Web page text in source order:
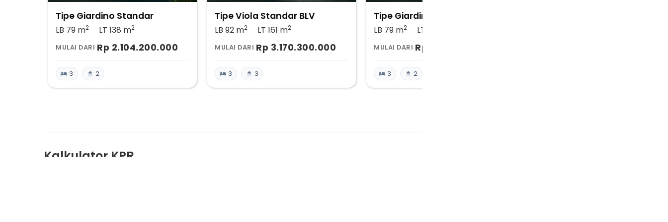
Tipe Giardino Standar
LB 79 m2 LT 138 m2
MULAI DARI Rp 2.104.200.000
3 2
Tipe Viola Standar BLV
LB 92 m2 LT 161 m2
MULAI DARI Rp 3.170.300.000
3 3
Tipe Giardino Standar BLV
LB 79 m2 LT 138
MULAI DARI Rp 2.552.200.000
3 2
Kalkulator KPR